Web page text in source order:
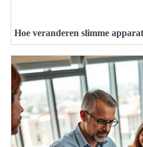
Hoe veranderen slimme